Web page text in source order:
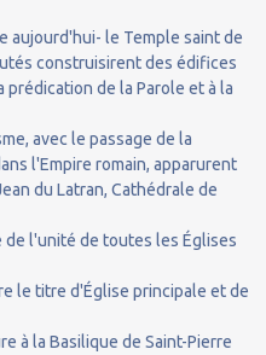
aujourd'hui- le Temple saint de
construisirent des édifices
de la Parole et à la
avec le passage de la
l'Empire romain, apparurent
du Latran, Cathédrale de
de l'unité de toutes les Églises
le titre d'Église principale et de
à la Basilique de Saint-Pierre